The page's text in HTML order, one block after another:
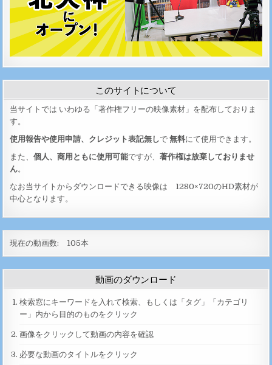
このサイトについて
当サイトでは いわゆる「著作権フリーの映像素材」を配布しておりま
す。
使用報告や使用申請、クレジット表記無しで無料にて使用できます。
また、個人、商用ともに使用可能ですが、著作権は放棄しておりませ
ん。
なお当サイトからダウンロードできる映像は 1280×720のHD素材が
中心となります。
現在の動画数: 105本
動画のダウンロード
検索窓にキーワードを入れて検索、もしくは「タグ」「カテゴリ
ー」内から目的のものをクリック
画像をクリックして動画の内容を確認
必要な動画のタイトルをクリック